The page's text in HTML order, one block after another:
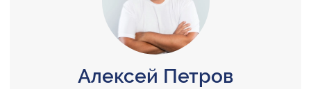
Алексей Петров